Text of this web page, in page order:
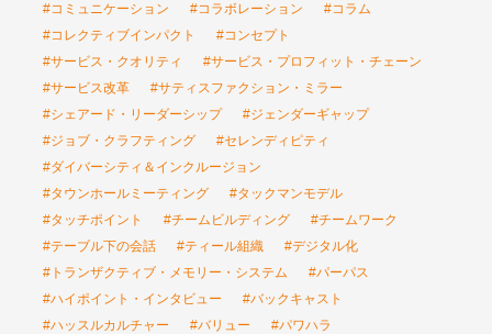
#コミュニケーション
#コラボレーション
#コラム
#コレクティブインパクト
#コンセプト
#サービス・クオリティ
#サービス・プロフィット・チェーン
#サービス改革
#サティスファクション・ミラー
#シェアード・リーダーシップ
#ジェンダーギャップ
#ジョブ・クラフティング
#セレンディピティ
#ダイバーシティ＆インクルージョン
#タウンホールミーティング
#タックマンモデル
#タッチポイント
#チームビルディング
#チームワーク
#テーブル下の会話
#ティール組織
#デジタル化
#トランザクティブ・メモリー・システム
#パーパス
#ハイポイント・インタビュー
#バックキャスト
#ハッスルカルチャー
#バリュー
#パワハラ